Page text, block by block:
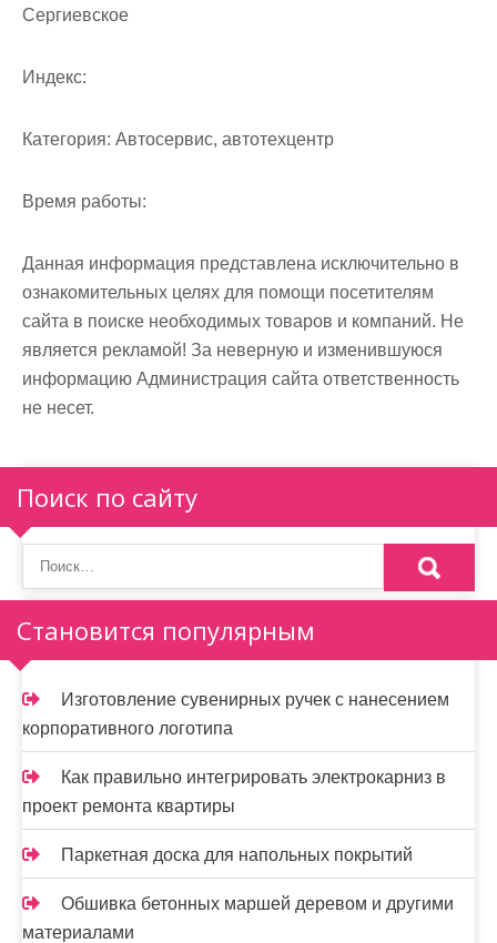
Сергиевское
Индекс:
Категория: Автосервис, автотехцентр
Время работы:
Данная информация представлена исключительно в
ознакомительных целях для помощи посетителям
сайта в поиске необходимых товаров и компаний. Не
является рекламой! За неверную и изменившуюся
информацию Администрация сайта ответственность
не несет.
Поиск по сайту
Становится популярным
Изготовление сувенирных ручек с нанесением
корпоративного логотипа
Как правильно интегрировать электрокарниз в
проект ремонта квартиры
Паркетная доска для напольных покрытий
Обшивка бетонных маршей деревом и другими
материалами